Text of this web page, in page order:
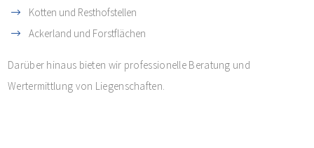
Kotten und Resthofstellen
Ackerland und Forstflächen
Darüber hinaus bieten wir professionelle Beratung und
Wertermittlung von Liegenschaften.